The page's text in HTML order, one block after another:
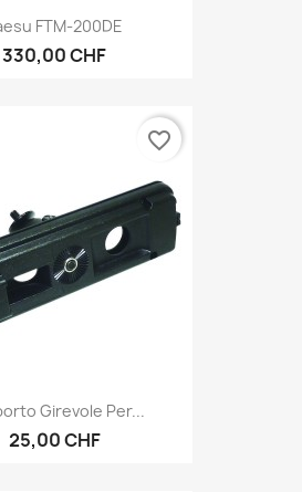
FTM-200DE
330,00 CHF
Girevole Per...
25,00 CHF
favorite_border